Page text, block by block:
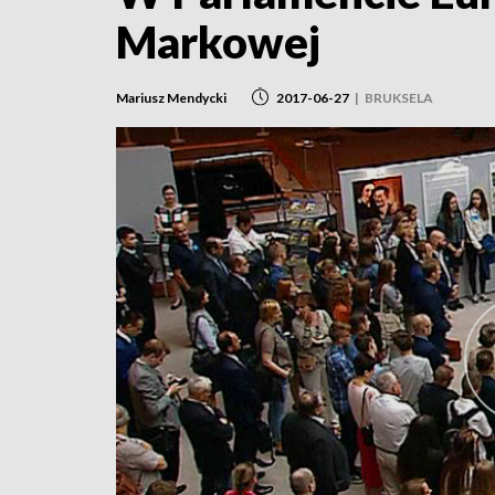
Markowej
Mariusz Mendycki 2017-06-27 | BRUKSELA